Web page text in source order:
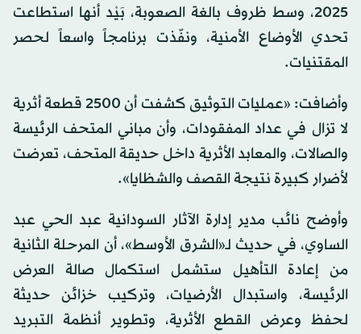
2025، وسط ظروف بالغة الصعوبة، بَيْد أنها استطاعت
تحدي الأوضاع الأمنية، ونفّذت برنامجاً واسعاً لحصر
المقتنيات.
وأضافت: «عمليات التوثيق كشفت أن 2500 قطعة أثرية
لا تزال في عداد المفقودات، وأن مباني المتحف الرئيسة
والصالات، والمعابد الأثرية داخل حديقة المتحف، تعرضت
لأضرار كبيرة نتيجة القصف والشظايا».
وأوضح نائب مدير إدارة الآثار السودانية عبد الحي عبد
الساوي، في حديث لـ«الشرق الأوسط»، أن المرحلة الثانية
من إعادة التأهيل ستشمل استكمال صالة العرض
الرئيسة، واستبدال الأرضيات، وتركيب خزائن حديثة
لحفظ وعرض القطع الأثرية، وتطوير أنظمة التبريد